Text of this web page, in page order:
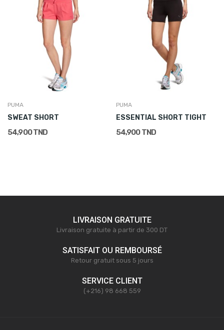
PUMA
SWEAT SHORT
54,900 TND
PUMA
ESSENTIAL SHORT TIGHT
54,900 TND
LIVRAISON GRATUITE
Livraison gratuite à partir de 300 DT
SATISFAIT OU REMBOURSÉ
Retour gratuit sous 5 jours
SERVICE CLIENT
(+216) 98 668 559